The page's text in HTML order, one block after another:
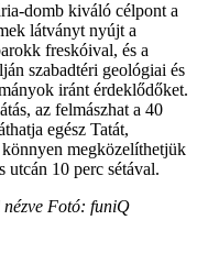
domb kiváló célpont a
látványt nyújt a
freskóival, és a
szabadtéri geológiai és
iránt érdeklődőket.
az felmászhat a 40
egész Tatát,
megközelíthetjük
utcán 10 perc sétával.
Fotó: funiQ